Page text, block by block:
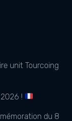
unit Tourcoing
!
du 8